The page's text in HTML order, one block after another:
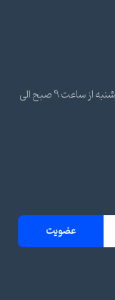
ساعات پاسخ گویی تلفنی و پشتیبانی شنبه تا چهارشنبه از ساعت 9 صبح الی
عضویت